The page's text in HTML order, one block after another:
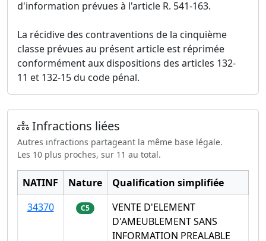
d'information prévues à l'article R. 541-163.
La récidive des contraventions de la cinquième
classe prévues au présent article est réprimée
conformément aux dispositions des articles 132-
11 et 132-15 du code pénal.
Infractions liées
Autres infractions partageant la même base légale.
Les 10 plus proches, sur 11 au total.
NATINF Nature
Qualification simplifiée
34370
C5
VENTE D'ELEMENT
D'AMEUBLEMENT SANS
INFORMATION PREALABLE